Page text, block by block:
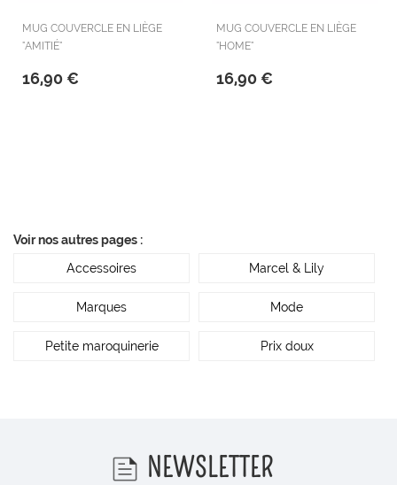
MUG COUVERCLE EN LIÈGE
"AMITIÉ"
16,90 €
MUG COUVERCLE EN LIÈGE
"HOME"
16,90 €
Voir nos autres pages :
Accessoires
Marcel & Lily
Marques Mode
Petite maroquinerie Prix doux
NEWSLETTER